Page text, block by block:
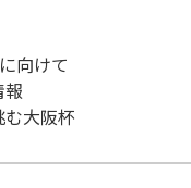
向けて
報
む大阪杯